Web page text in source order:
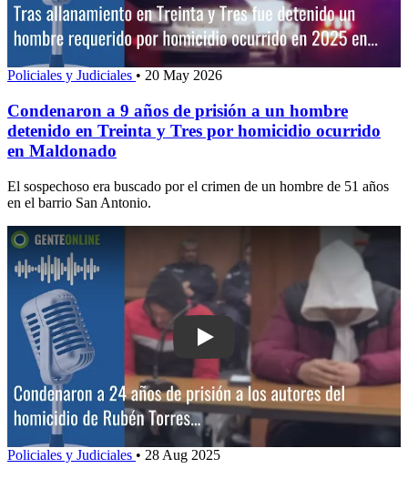
Policiales y Judiciales • 20 May 2026
Condenaron a 9 años de prisión a un hombre
detenido en Treinta y Tres por homicidio ocurrido
en Maldonado
El sospechoso era buscado por el crimen de un hombre de 51 años
en el barrio San Antonio.
Play: Condenaron a 24 años de
Policiales y Judiciales • 28 Aug 2025